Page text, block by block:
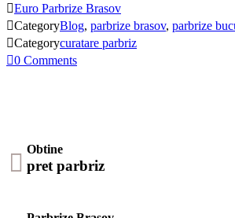
Euro Parbrize Brasov
CategoryBlog, parbrize brasov, parbrize
Categorycuratare parbriz
0 Comments
 Obtine
pret parbriz